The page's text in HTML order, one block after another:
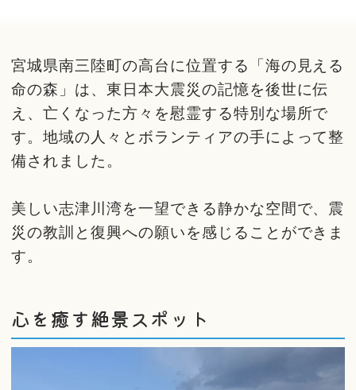
宮城県南三陸町の高台に位置する「海の見える
命の森」は、東日本大震災の記憶を後世に伝
え、亡くなった方々を慰霊する特別な場所で
す。地域の人々とボランティアの手によって整
備されました。
美しい志津川湾を一望できる静かな空間で、震
災の教訓と復興への願いを感じることができま
す。
心を癒す絶景スポット